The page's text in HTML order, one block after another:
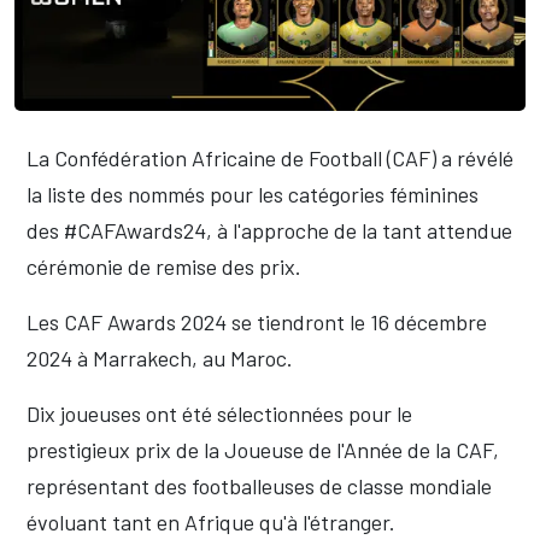
La Confédération Africaine de Football (CAF) a révélé
la liste des nommés pour les catégories féminines
des #CAFAwards24, à l'approche de la tant attendue
cérémonie de remise des prix.
Les CAF Awards 2024 se tiendront le 16 décembre
2024 à Marrakech, au Maroc.
Dix joueuses ont été sélectionnées pour le
prestigieux prix de la Joueuse de l'Année de la CAF,
représentant des footballeuses de classe mondiale
évoluant tant en Afrique qu'à l'étranger.